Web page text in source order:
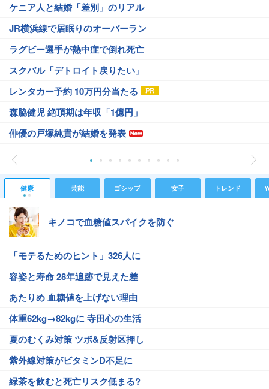
ケニア人と結婚「差別」のリアル
JR横浜線で居眠りのオーバーラン
ラグビー選手が熱中症で倒れ死亡
スクバル「デトロイト戻りたい」
レンタカー予約 10万円分当たる
森脇健児 絶頂期は年収「1億円」
俳優の戸塚純貴が結婚を発表
健康 芸能 ゴシップ 女子 トレンド
キノコで血糖値スパイクを防ぐ
「モテるためのヒント」326人に
容姿と寿命 28年追跡で見えた差
あたりめ 血糖値を上げない理由
体重62kg→82kgに 寺田心の生活
夏のむくみ対策 ツボ&反射区押し
紫外線対策がビタミンD不足に
緑茶を飲むと死亡リスク低まる?